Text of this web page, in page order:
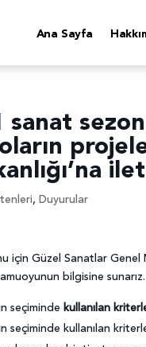
Ana Sayfa
sanat
, Duyurular
için Güzel Sanatlar Genel
bilgisine sunarız.
seçiminde kullanılan
seçiminde kullanılan